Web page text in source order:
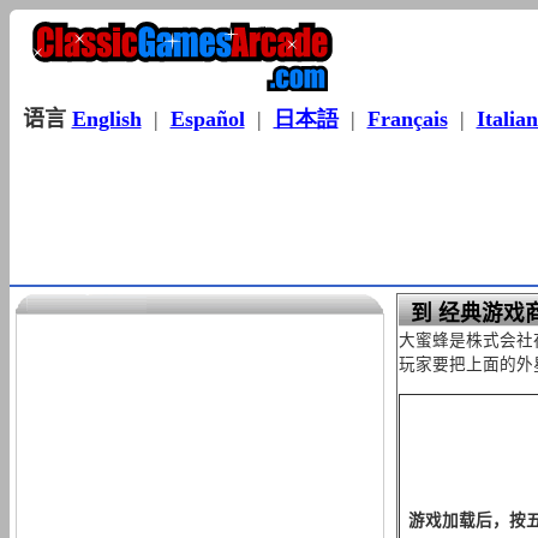
语言 English| Español| 日本語| Français|
到 经典游戏
大蜜蜂是株式会
玩家要把上面的
游戏加载后，按